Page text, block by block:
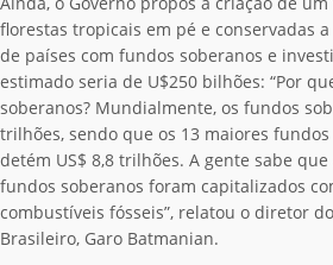
florestas tropicais em pé e conservadas
de países com fundos soberanos e
estimado seria de U$250 bilhões: “Por
soberanos? Mundialmente, os fundos
trilhões, sendo que os 13 maiores
detém US$ 8,8 trilhões. A gente sabe
fundos soberanos foram capitalizados
combustíveis fósseis”, relatou o diretor
Brasileiro, Garo Batmanian.